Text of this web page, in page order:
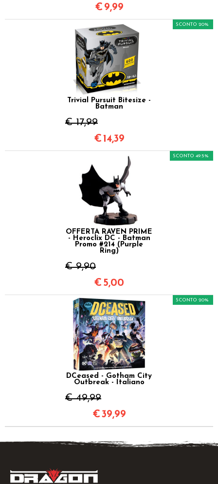
€ 9,99
Trivial Pursuit Bitesize -
Batman
€ 17,99
SCONTO 20%
€ 14,39
OFFERTA RAVEN PRIME
- Heroclix DC - Batman
Promo #214 (Purple
Ring)
€ 9,90
SCONTO 49.5%
€ 5,00
DCeased - Gotham City
Outbreak - Italiano
€ 49,99
SCONTO 20%
€39,99